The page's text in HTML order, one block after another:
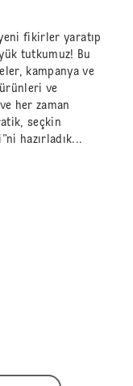
fikirler yaratıp
tutkumuz! Bu
kampanya ve
ve
her zaman
seçkin
hazırladık...